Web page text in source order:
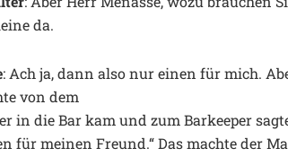
da.
: Ach ja, dann also nur einen für mich.
von dem
in die Bar kam und zum Barkeeper
für meinen Freund.“ Das machte der